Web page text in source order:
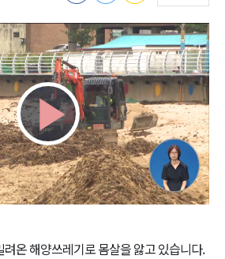
Play
Video
온 해양쓰레기로 몸살을 앓고 있습니다.